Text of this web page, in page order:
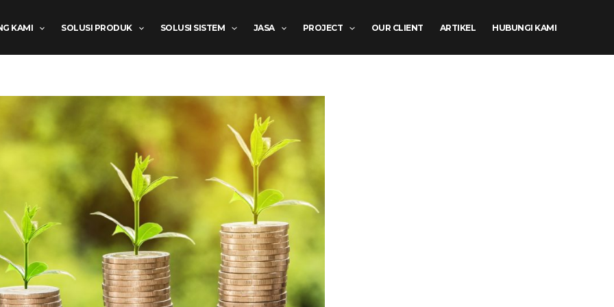
KAMI SOLUSI PRODUK SOLUSI SISTEM JASA PROJECT OUR CLIENT ARTIKEL HUBUNGI KAMI